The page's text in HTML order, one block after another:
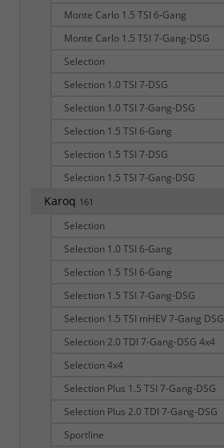
Monte Carlo 1.5 TSI 6-Gang
Monte Carlo 1.5 TSI 7-Gang-DSG
Selection
Selection 1.0 TSI 7-DSG
Selection 1.0 TSI 7-Gang-DSG
Selection 1.5 TSI 6-Gang
Selection 1.5 TSI 7-DSG
Selection 1.5 TSI 7-Gang-DSG
Karoq 161
Selection
Selection 1.0 TSI 6-Gang
Selection 1.5 TSI 6-Gang
Selection 1.5 TSI 7-Gang-DSG
Selection 1.5 TSI mHEV 7-Gang DSG
Selection 2.0 TDI 7-Gang-DSG 4x4
Selection 4x4
Selection Plus 1.5 TSI 7-Gang-DSG
Selection Plus 2.0 TDI 7-Gang-DSG
Sportline